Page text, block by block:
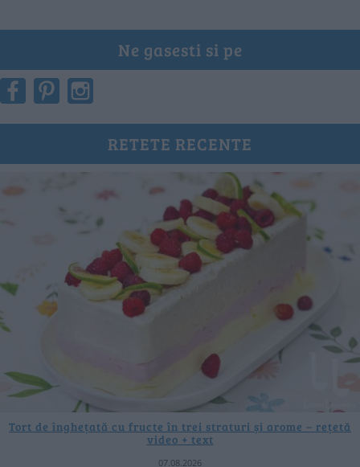
Ne gasesti si pe
RETETE RECENTE
Tort de înghețată cu fructe în trei straturi și arome – rețetă
video + text
07.08.2026